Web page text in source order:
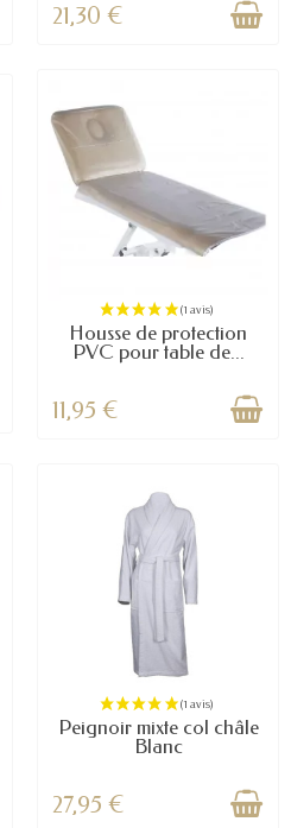
21,30 €
Housse de protection
PVC pour table de...
11,95 €
Peignoir mixte col châle
Blanc
27,95 €